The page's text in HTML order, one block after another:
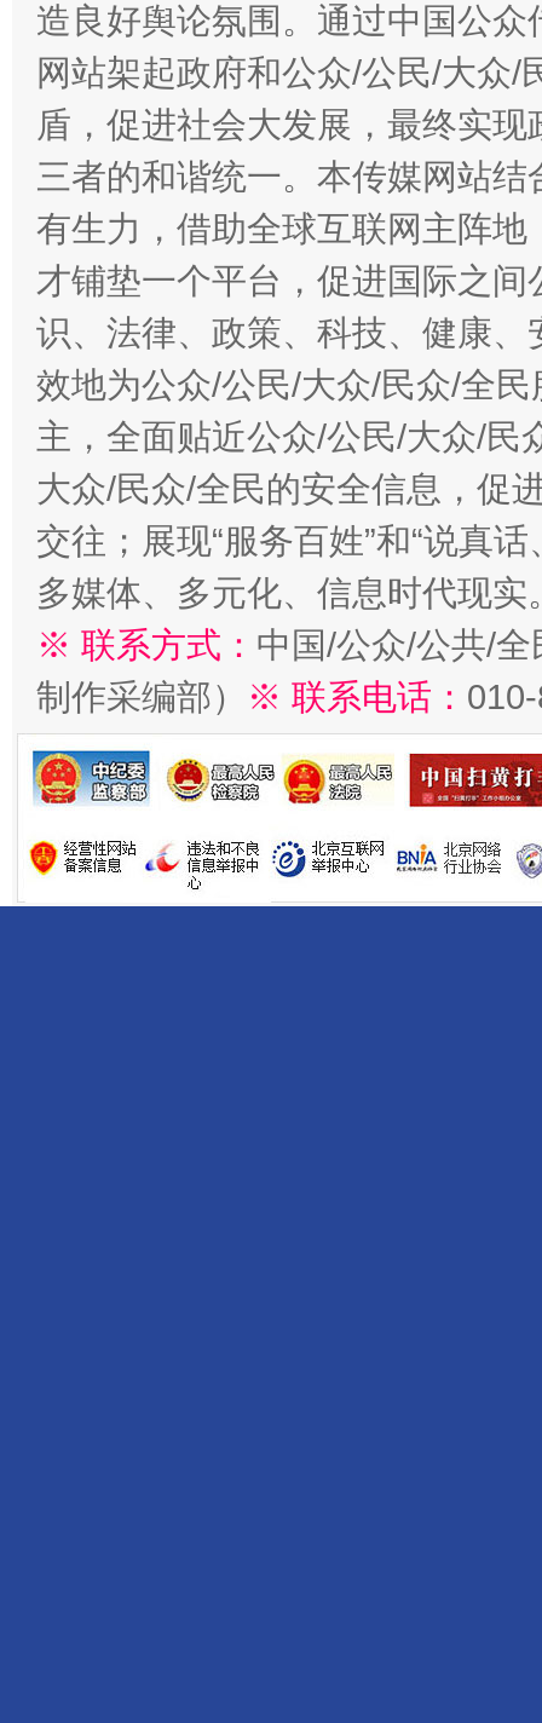
造良好舆论氛围。通过中国公
网站架起政府和公众/公民/大众
盾，促进社会大发展，最终实
三者的和谐统一。本传媒网站
有生力，借助全球互联网主阵
才铺垫一个平台，促进国际之
识、法律、政策、科技、健康
效地为公众/公民/大众/民众/全
主，全面贴近公众/公民/大众/民
大众/民众/全民的安全信息，促
交往；展现“服务百姓”和“说真
多媒体、多元化、信息时代现实
※ 联系方式： 中国/公众/公共/
制作采编部）
※ 联系电话：